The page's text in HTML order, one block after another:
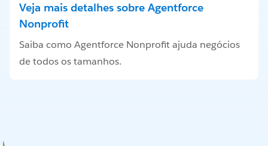
Veja mais detalhes sobre Agentforce
Nonprofit
Saiba como Agentforce Nonprofit ajuda negócios
de todos os tamanhos.